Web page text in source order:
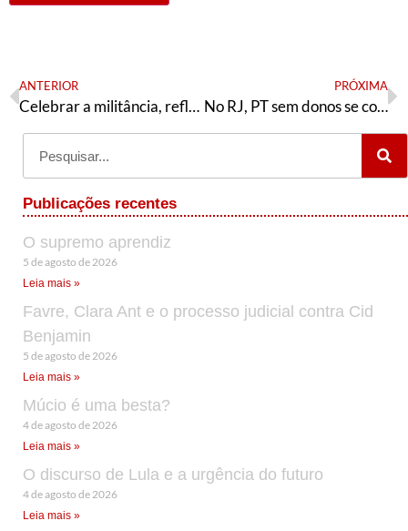
ANTERIOR
Celebrar a militância, refletir sobre a democracia interna e renovar o PT
PRÓXIMA
No RJ, PT sem donos se contrapõe à degeneração
Publicações recentes
O supremo aprendiz
5 de agosto de 2026
Leia mais »
Favre, Clara Ant e o processo judicial contra Cid
Benjamin
5 de agosto de 2026
Leia mais »
Múcio é uma besta?
4 de agosto de 2026
Leia mais »
O discurso de Lula e a urgência do futuro
4 de agosto de 2026
Leia mais »